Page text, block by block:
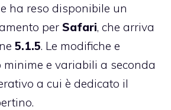
ha reso disponibile un
per Safari, che arriva
5.1.5. Le modifiche e
minime e variabili a seconda
a cui è dedicato il